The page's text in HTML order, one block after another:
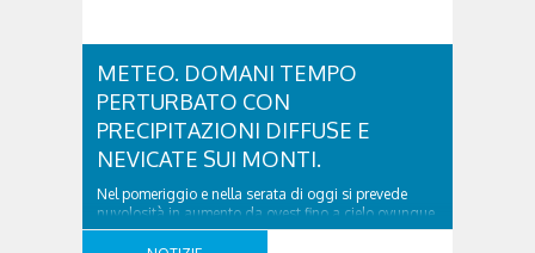
METEO. DOMANI TEMPO
PERTURBATO CON
PRECIPITAZIONI DIFFUSE E
NEVICATE SUI MONTI.
Nel pomeriggio e nella serata di oggi si prevede
nuvolosità in aumento da ovest fino a cielo ovunque
coperto, più probabilmente di sera quando ci